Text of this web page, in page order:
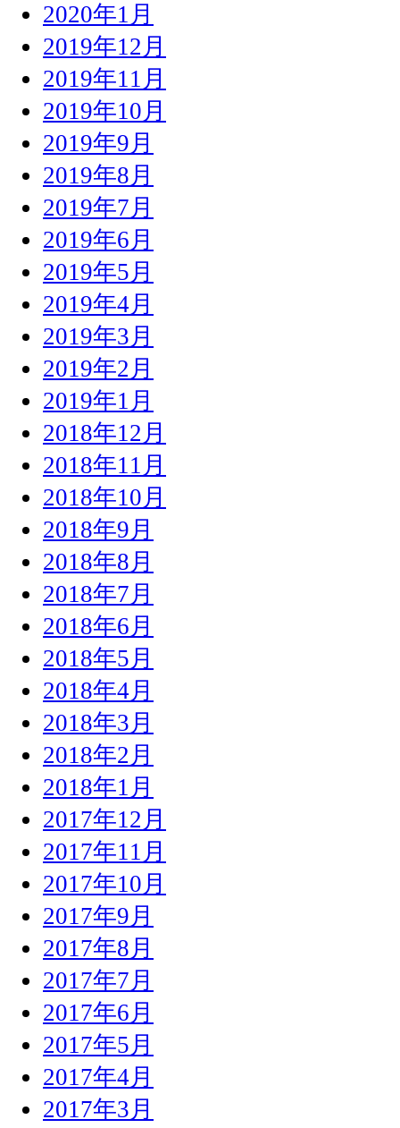
2020年1月
2019年12月
2019年11月
2019年10月
2019年9月
2019年8月
2019年7月
2019年6月
2019年5月
2019年4月
2019年3月
2019年2月
2019年1月
2018年12月
2018年11月
2018年10月
2018年9月
2018年8月
2018年7月
2018年6月
2018年5月
2018年4月
2018年3月
2018年2月
2018年1月
2017年12月
2017年11月
2017年10月
2017年9月
2017年8月
2017年7月
2017年6月
2017年5月
2017年4月
2017年3月